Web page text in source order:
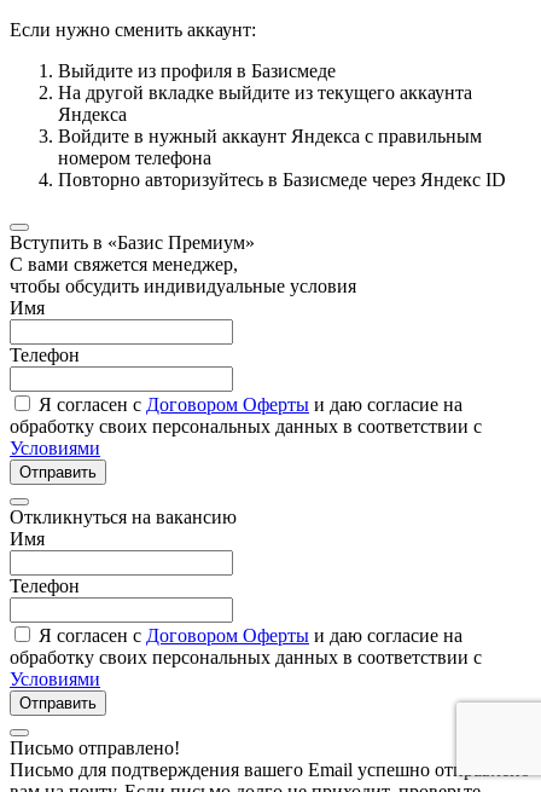
Если нужно сменить аккаунт:
Выйдите из профиля в Базисмеде
На другой вкладке выйдите из текущего аккаунта
Яндекса
Войдите в нужный аккаунт Яндекса с правильным
номером телефона
Повторно авторизуйтесь в Базисмеде через Яндекс ID
Вступить в «Базис Премиум»
С вами свяжется менеджер,
чтобы обсудить индивидуальные условия
Имя
Телефон
Я согласен с Договором Оферты и даю согласие на
обработку своих персональных данных в соответствии с
Условиями
Отправить
Откликнуться на вакансию
Имя
Телефон
Я согласен с Договором Оферты и даю согласие на
обработку своих персональных данных в соответствии с
Условиями
Отправить
Письмо отправлено!
Письмо для подтверждения вашего Email успешно отправлено